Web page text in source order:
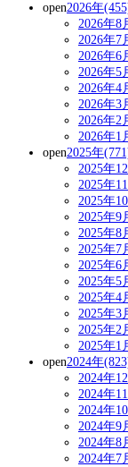
open2026年
2026年8
2026年7
2026年6
2026年5
2026年4
2026年3
2026年2
2026年1
open2025年
2025年
2025年
2025年
2025年9
2025年8
2025年7
2025年6
2025年5
2025年4
2025年3
2025年2
2025年1
open2024年
2024年
2024年
2024年
2024年9
2024年8
2024年7